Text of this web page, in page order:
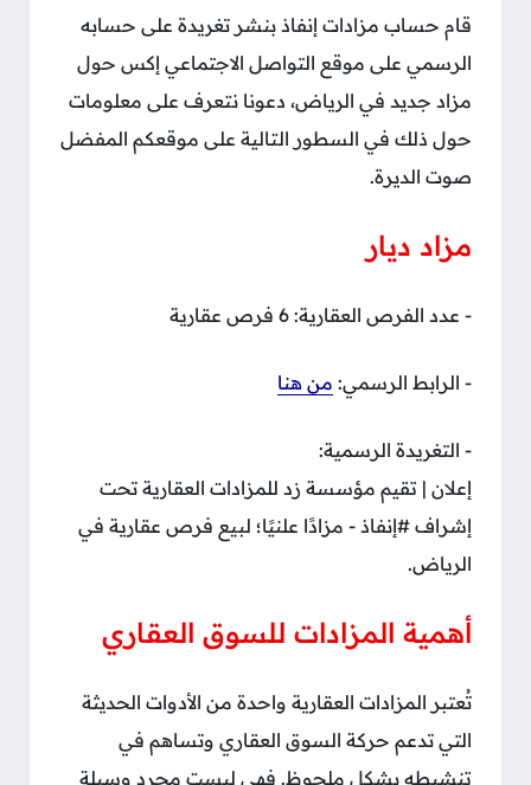
قام حساب مزادات إنفاذ بنشر تغريدة على حسابه
الرسمي على موقع التواصل الاجتماعي إكس حول
مزاد جديد في الرياض، دعونا نتعرف على معلومات
حول ذلك في السطور التالية على موقعكم المفضل
صوت الديرة.
مزاد ديار
- عدد الفرص العقارية: 6 فرص عقارية
- الرابط الرسمي: من هنا
- التغريدة الرسمية:
إعلان | تقيم مؤسسة زد للمزادات العقارية تحت
إشراف #إنفاذ - مزادًا علنيًا؛ لبيع فرص عقارية في
الرياض.
أهمية المزادات للسوق العقاري
تُعتبر المزادات العقارية واحدة من الأدوات الحديثة
التي تدعم حركة السوق العقاري وتساهم في
تنشيطه بشكل ملحوظ. فهي ليست مجرد وسيلة